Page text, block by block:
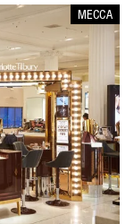
MECCA